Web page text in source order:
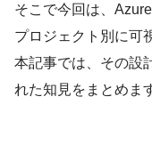
そこで今回は、
プロジェクト別に可
本記事では、その設
れた知見をまとめま